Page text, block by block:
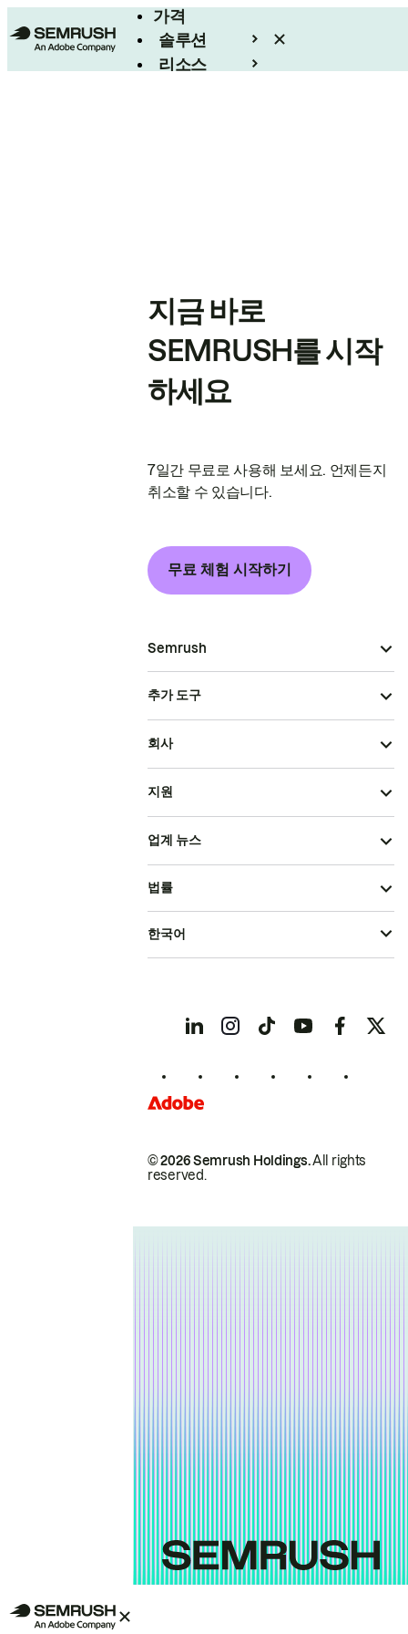
가격
솔루션
리소스
지금 바로
SEMRUSH를 시작
하세요
7일간 무료로 사용해 보세요. 언제든지
취소할 수 있습니다.
무료 체험 시작하기
Semrush
추가 도구
회사
지원
업계 뉴스
© 2026 Semrush Holdings.All rights
reserved.
법률
한국어